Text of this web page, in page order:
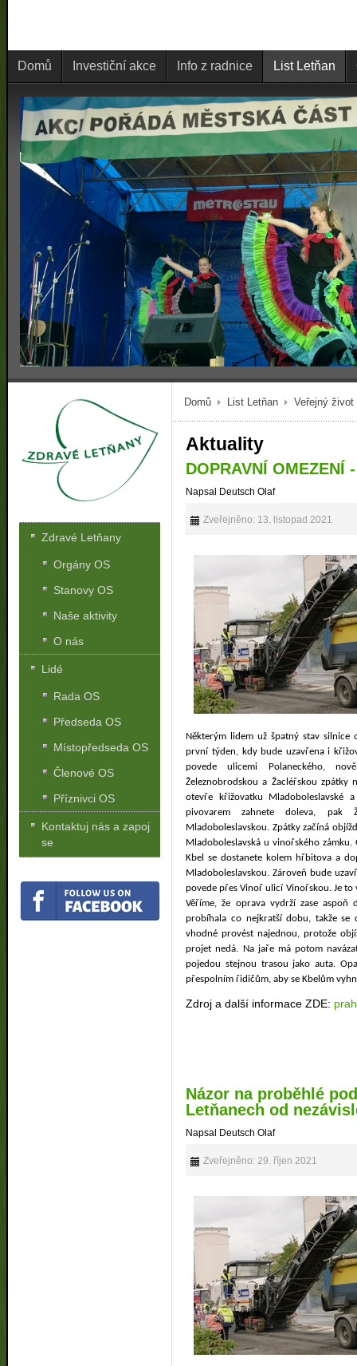
Domů Investiční akce Info z radnice List Letňan
Domů List Letňan Veřejný život
Aktuality
DOPRAVNÍ OMEZENÍ
Napsal Deutsch Olaf
Zveřejněno: 13. listopad 2021
Některým lidem už špatný stav silnice
první týden, kdy bude uzavřena i
povede ulicemi Polaneckého,
Železnobrodskou a Žacléřskou
otevře křižovatku Mladoboleslavské
pivovarem zahnete doleva, pak
Mladoboleslavskou. Zpátky začíná
Mladoboleslavská u vinořského
Kbel se dostanete kolem hřbitova a
Mladoboleslavskou. Zároveň bude
povede přes Vinoř ulicí Vinořskou. Je
Věříme, že oprava vydrží zase
probíhala co nejkratší dobu, takže
vhodné provést najednou, protože
projet nedá. Na jaře má potom
pojedou stejnou trasou jako auta.
přespolním řidičům, aby se Kbelům
Zdroj a další informace ZDE:
Názor na proběhlé
Letňanech od
Napsal Deutsch Olaf
Zveřejněno: 29. říjen 2021
Zdravé Letňany
Orgány OS
Stanovy OS
Naše aktivity
O nás
Lidé
Rada OS
Předseda OS
Místopředseda OS
Členové OS
Příznivci OS
Kontaktuj nás a zapoj
se